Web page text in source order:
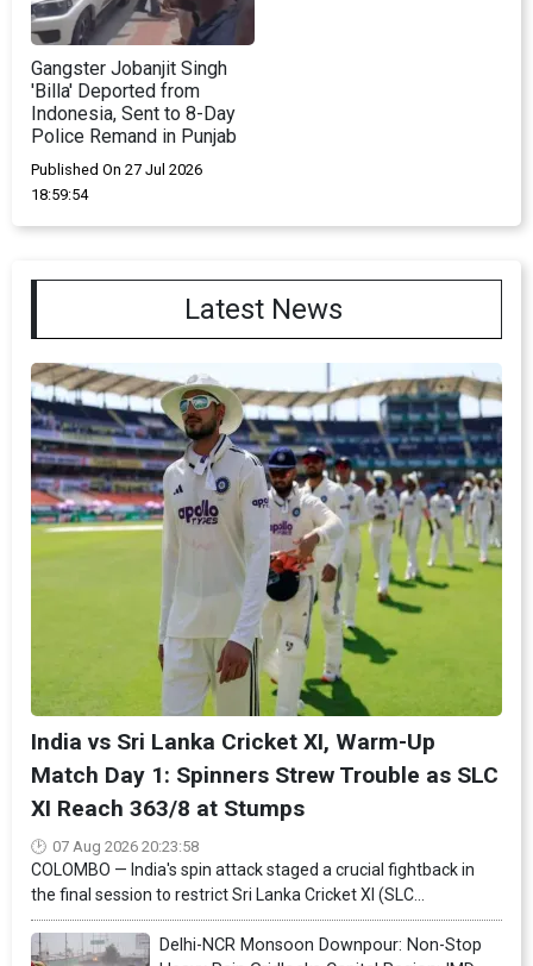
Gangster Jobanjit Singh
'Billa' Deported from
Indonesia, Sent to 8-Day
Police Remand in Punjab
Published On 27 Jul 2026
18:59:54
Latest News
India vs Sri Lanka Cricket XI, Warm-Up
Match Day 1: Spinners Strew Trouble as SLC
XI Reach 363/8 at Stumps
07 Aug 2026 20:23:58
COLOMBO — India's spin attack staged a crucial fightback in
the final session to restrict Sri Lanka Cricket XI (SLC...
Delhi-NCR Monsoon Downpour: Non-Stop